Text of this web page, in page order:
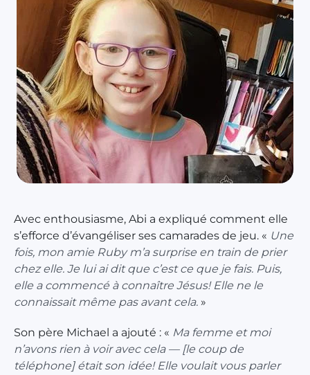
Avec enthousiasme, Abi a expliqué comment elle
s’efforce d’évangéliser ses camarades de jeu. « Une
fois, mon amie Ruby m’a surprise en train de prier
chez elle. Je lui ai dit que c’est ce que je fais. Puis,
elle a commencé à connaître Jésus! Elle ne le
connaissait même pas avant cela. »
Son père Michael a ajouté : « Ma femme et moi
n’avons rien à voir avec cela — [le coup de
téléphone] était son idée! Elle voulait vous parler